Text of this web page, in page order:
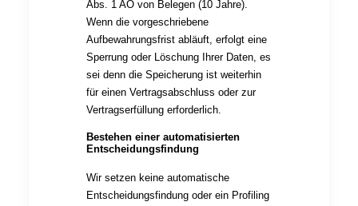
Abs. 1 AO von Belegen (10 Jahre).
Wenn die vorgeschriebene
Aufbewahrungsfrist abläuft, erfolgt eine
Sperrung oder Löschung Ihrer Daten, es
sei denn die Speicherung ist weiterhin
für einen Vertragsabschluss oder zur
Vertragserfüllung erforderlich.
Bestehen einer automatisierten
Entscheidungsfindung
Wir setzen keine automatische
Entscheidungsfindung oder ein Profiling